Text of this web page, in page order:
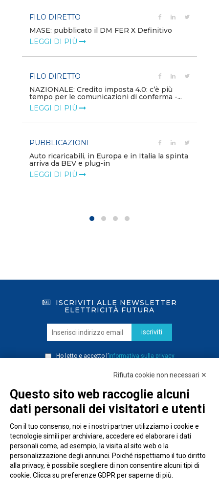
FILO DIRETTO
MASE: pubblicato il DM FER X Definitivo
LEGGI DI PIÙ
FILO DIRETTO
NAZIONALE: Credito imposta 4.0: c’è più
tempo per le comunicazioni di conferma -...
LEGGI DI PIÙ
PUBBLICAZIONI
Auto ricaricabili, in Europa e in Italia la spinta
arriva da BEV e plug-in
LEGGI DI PIÙ
ISCRIVITI ALLE NEWSLETTER
ELETTRICITÀ FUTURA
iscriviti
Ho letto e accetto l’informativa sulla privacy
Rifiuta cookie non necessari ✕
Questo sito web raccoglie alcuni
dati personali dei visitatori e utenti
Con il tuo consenso, noi e i nostri partner utilizziamo i cookie e
tecnologie simili per archiviare, accedere ed elaborare i dati
personali come, ad esempio, la visita al sito web o la
personalizzazione degli annunci. Poiché rispettiamo il tuo diritto
alla privacy, è possibile scegliere di non consentire alcuni tipi di
cookie. Clicca su preferenze GDPR per saperne di più.